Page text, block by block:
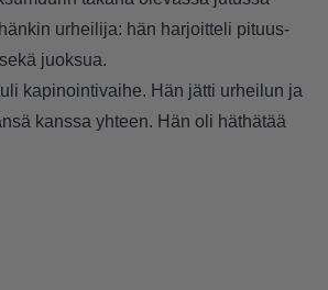
urheilija: hän harjoitteli pituus-
juoksua.
kapinointivaihe. Hän jätti urheilun ja
kanssa yhteen. Hän oli häthätää